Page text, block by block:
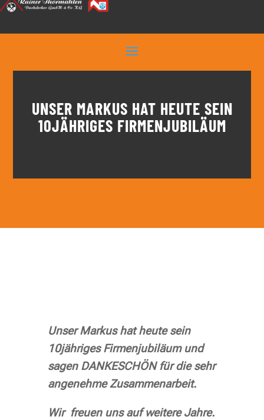
UNSER MARKUS HAT HEUTE SEIN
10JÄHRIGES FIRMENJUBILÄUM
Unser Markus hat heute sein
10jähriges Firmenjubiläum und
sagen DANKESCHÖN für die sehr
angenehme Zusammenarbeit.
Wir freuen uns auf weitere Jahre.